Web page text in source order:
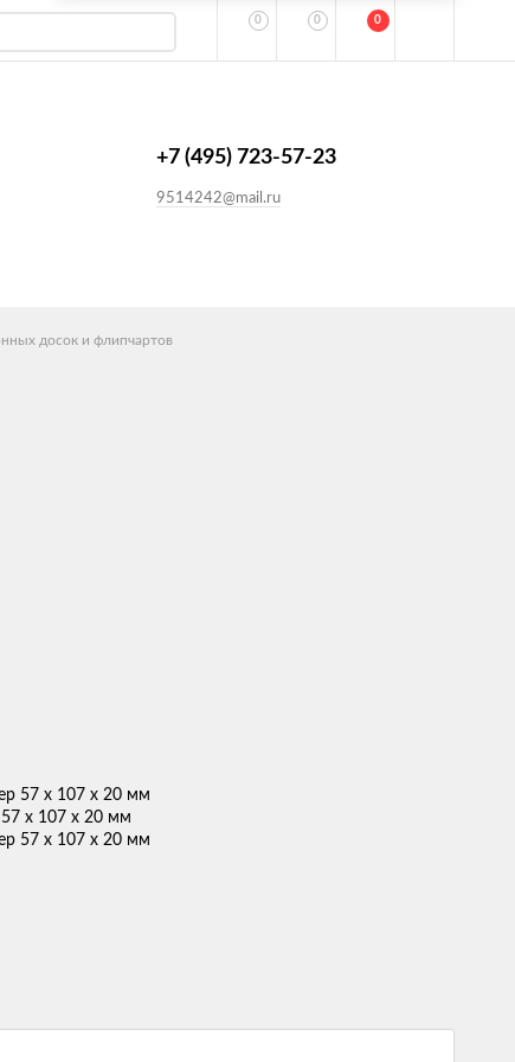
0 0 0
+7 (495) 723-57-23
9514242@mail.ru
досок и флипчартов
57 х 107 х 20 мм